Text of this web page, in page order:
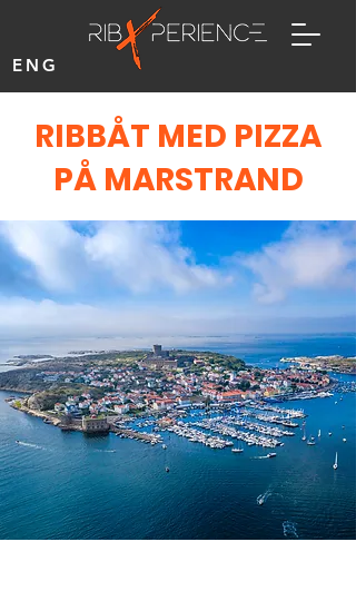
ENG
RIBBÅT MED PIZZA
PÅ MARSTRAND